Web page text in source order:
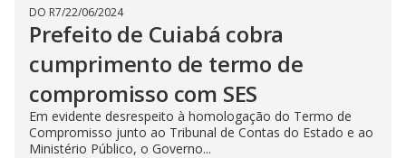
DO R7/22/06/2024
Prefeito de Cuiabá cobra
cumprimento de termo de
compromisso com SES
Em evidente desrespeito à homologação do Termo de
Compromisso junto ao Tribunal de Contas do Estado e ao
Ministério Público, o Governo...